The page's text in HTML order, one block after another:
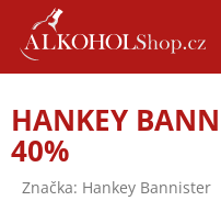
obsah
HANKEY
40%
Značka: Hankey Bannister